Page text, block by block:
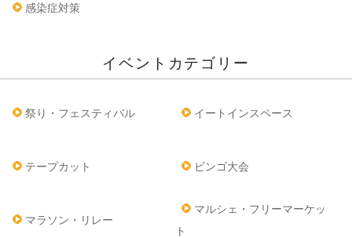
感染症対策
イベントカテゴリー
祭り・フェスティバル イートインスペース
テープカット ビンゴ大会
マラソン・リレー
マルシェ・フリーマーケッ
ト